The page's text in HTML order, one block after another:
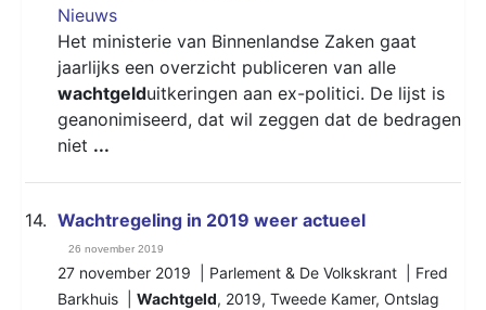
Nieuws
Het ministerie van Binnenlandse Zaken gaat
jaarlijks een overzicht publiceren van alle
wachtgelduitkeringen aan ex-politici. De lijst is
geanonimiseerd, dat wil zeggen dat de bedragen
niet ...
14. Wachtregeling in 2019 weer actueel
26 november 2019
27 november 2019 | Parlement & De Volkskrant | Fred
Barkhuis | Wachtgeld, 2019, Tweede Kamer, Ontslag